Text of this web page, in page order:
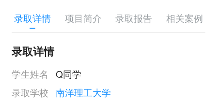
录取详情 项目简介 录取报告 相关案例
录取详情
学生姓名
Q同学
录取学校 南洋理工大学